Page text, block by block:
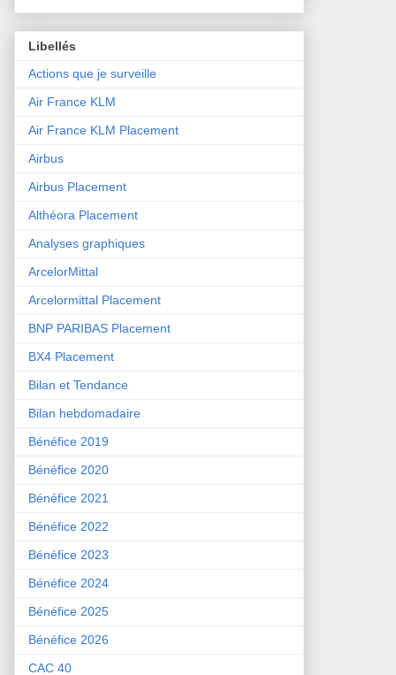
Libellés
Actions que je surveille
Air France KLM
Air France KLM Placement
Airbus
Airbus Placement
Althéora Placement
Analyses graphiques
ArcelorMittal
Arcelormittal Placement
BNP PARIBAS Placement
BX4 Placement
Bilan et Tendance
Bilan hebdomadaire
Bénéfice 2019
Bénéfice 2020
Bénéfice 2021
Bénéfice 2022
Bénéfice 2023
Bénéfice 2024
Bénéfice 2025
Bénéfice 2026
CAC 40